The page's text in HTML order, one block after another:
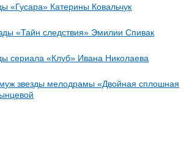
«Гусара» Катерины Ковальчук
«Тайн следствия» Эмилии Спивак
сериала «Клуб» Ивана Николаева
звезды мелодрамы «Двойная сплошная